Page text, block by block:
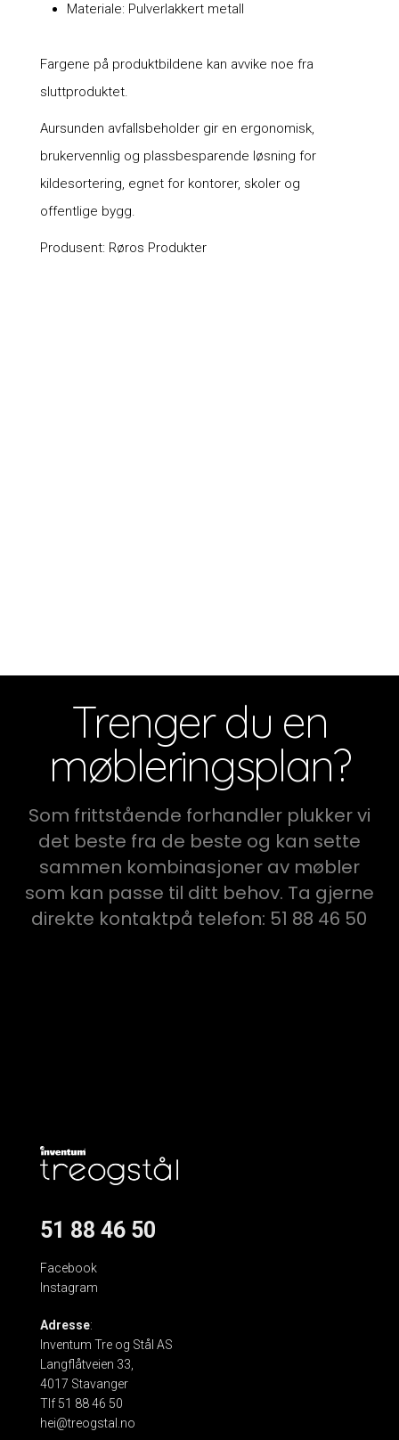
Materiale: Pulverlakkert metall
Fargene på produktbildene kan avvike noe fra
sluttproduktet.
Aursunden avfallsbeholder gir en ergonomisk,
brukervennlig og plassbesparende løsning for
kildesortering, egnet for kontorer, skoler og
offentlige bygg.
Produsent: Røros Produkter
Trenger du en
møbleringsplan?
Som frittstående forhandler plukker vi
det beste fra de beste og kan sette
sammen kombinasjoner av møbler
som kan passe til ditt behov. Ta gjerne
direkte kontaktpå telefon: 51 88 46 50
51 88 46 50
Facebook
Instagram
Adresse:
Inventum Tre og Stål AS
Langflåtveien 33,
4017 Stavanger
Tlf 51 88 46 50
hei@treogstal.no